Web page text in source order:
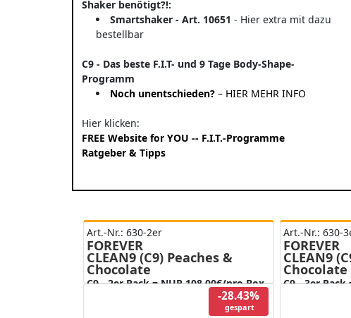
Shaker benötigt?!:
Smartshaker - Art. 10651 - Hier extra mit dazu
bestellbar
C9 - Das beste F.I.T- und 9 Tage Body-Shape-
Programm
Noch unentschieden? – HIER MEHR INFO
Hier klicken:
FREE Website for YOU -- F.I.T.-Programme
Ratgeber & Tipps
Art.-Nr.: 630-2er
FOREVER
CLEAN9 (C9) Peaches &
Chocolate
C9 - 2er Pack = NUR 108,00€/pro Box
-28.43%
gespart
Art.-Nr.: 630-
FOREVER
CLEAN9
Chocolate
C9 - 3er Pack